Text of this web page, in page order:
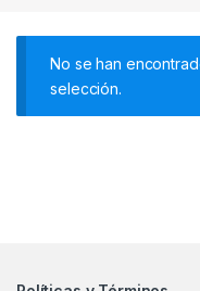
No se han
selección.